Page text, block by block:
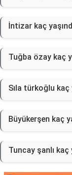
İntizar kaç
Tuğba özay kaç
Sıla türkoğlu kaç
Büyükerşen kaç
Tuncay şanlı kaç